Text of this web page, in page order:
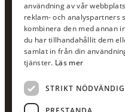
E-post:info@scandcon.se
BESÖKSADRESS
Backagårdsgatan 9
511 57 Kinna
UPPGIFTER
Orgnummer
användning av vår
reklam- och analyspartners
kombinera den med annan
du har tillhandahållit dem
samlat in från din
tjänster. Läs mer
STRIKT